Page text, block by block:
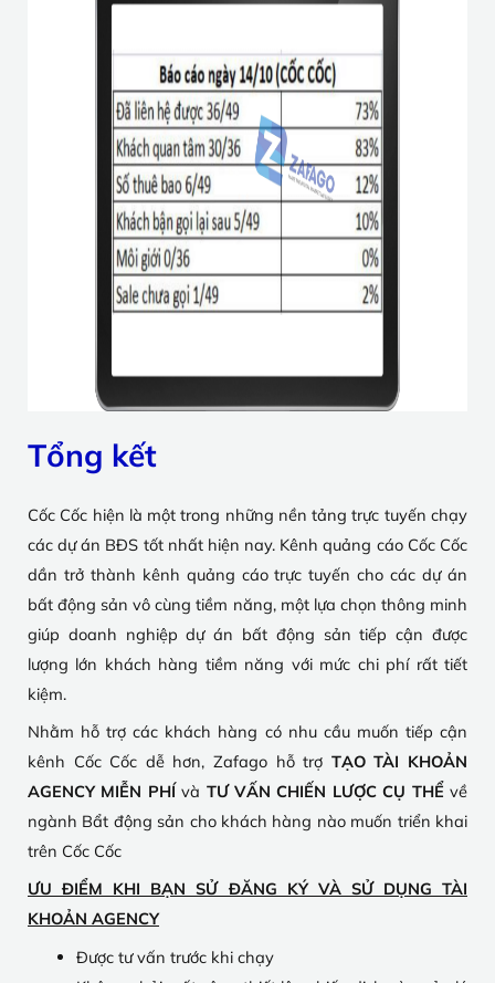
Tổng kết
Cốc Cốc hiện là một trong những nền tảng trực tuyến chạy
các dự án BĐS tốt nhất hiện nay. Kênh quảng cáo Cốc Cốc
dần trở thành kênh quảng cáo trực tuyến cho các dự án
bất động sản vô cùng tiềm năng, một lựa chọn thông minh
giúp doanh nghiệp dự án bất động sản tiếp cận được
lượng lớn khách hàng tiềm năng với mức chi phí rất tiết
kiệm.
Nhằm hỗ trợ các khách hàng có nhu cầu muốn tiếp cận
kênh Cốc Cốc dễ hơn, Zafago hỗ trợ TẠO TÀI KHOẢN
AGENCY MIỄN PHÍvà TƯ VẤN CHIẾN LƯỢC CỤ THỂ về
ngành Bẩt động sản cho khách hàng nào muốn triển khai
trên Cốc Cốc
ƯU ĐIỂM KHI BẠN SỬ ĐĂNG KÝ VÀ SỬ DỤNG TÀI
KHOẢN AGENCY
Được tư vấn trước khi chạy